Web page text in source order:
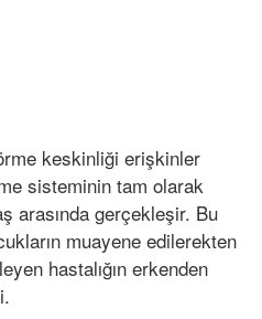
keskinliği erişkinler
sisteminin tam olarak
arasında gerçekleşir. Bu
muayene edilerekten
hastalığın erkenden